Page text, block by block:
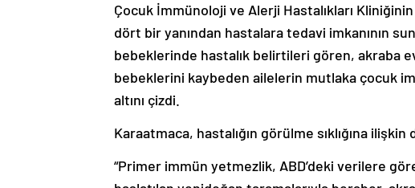
Çocuk İmmünoloji ve Alerji Hastalıkları
dört bir yanından hastalara tedavi imkanının
bebeklerinde hastalık belirtileri gören, akraba
bebeklerini kaybeden ailelerin mutlaka çocuk
altını çizdi.
Karaatmaca, hastalığın görülme sıklığına
“Primer immün yetmezlik, ABD’deki verilere